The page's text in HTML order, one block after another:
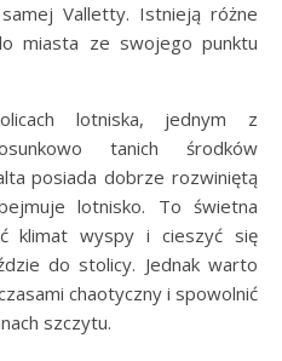
Valletty. Istnieją różne
miasta ze swojego punktu
lotniska, jednym z
tanich środków
posiada dobrze rozwiniętą
lotnisko. To świetna
klimat wyspy i cieszyć się
do stolicy. Jednak warto
chaotyczny i spowolnić
szczytu.